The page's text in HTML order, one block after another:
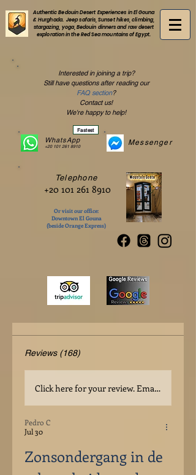
Authentic Bedouin Desert Experiences in El Gouna
& Hurghada. Jeep safaris, Sunset hikes, climbing,
stargazing, yoga, Bedouin dinners and raw desert
exploration in the Red Sea mountains of Egypt.
Interested in joining a trip?
Still have questions after reading our
FAQ section?
Contact us!
We're happy to help!
Fastest
WhatsApp
+20 101 261 8910 Messenger
Telephone
+20 101 261 8910
Or visit our office:
Downtown El Gouna
(beside Orange Express)
Reviews (168)
Click here for your review. Email is not to
Pedro C
Jul 30
Zonsondergang in de